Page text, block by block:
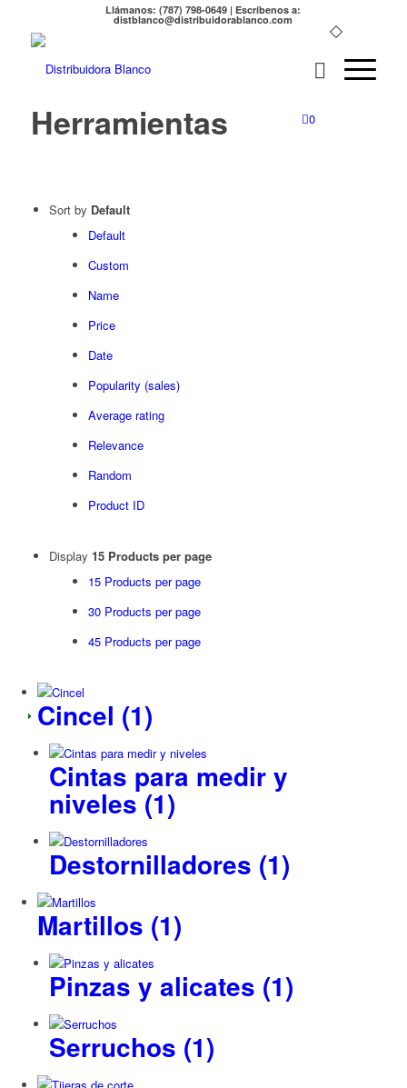
Llámanos: (787) 798-0649 | Escríbenos a:
distblanco@distribuidorablanco.com
0
Herramientas
Sort by Default
Default
Custom
Name
Price
Date
Popularity (sales)
Average rating
Relevance
Random
Product ID
Display 15 Products per page
15 Products per page
30 Products per page
45 Products per page
Cincel (1)
Cintas para medir y
niveles(1)
Destornilladores (1)
Martillos (1)
Pinzas y alicates (1)
Serruchos (1)